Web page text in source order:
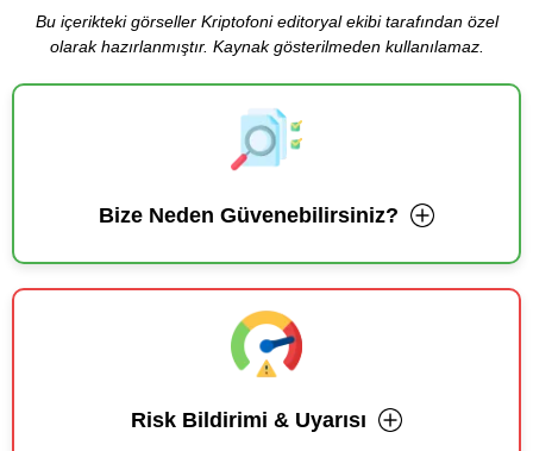
Bu içerikteki görseller Kriptofoni editoryal ekibi tarafından özel
olarak hazırlanmıştır. Kaynak gösterilmeden kullanılamaz.
Bize Neden Güvenebilirsiniz?
Risk Bildirimi & Uyarısı